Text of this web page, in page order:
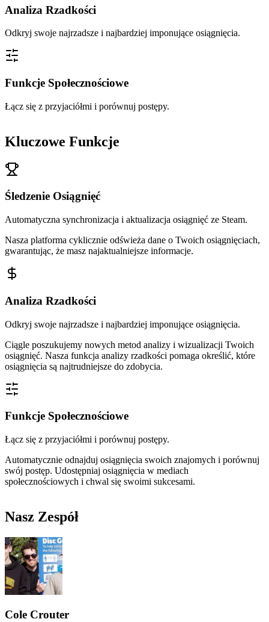
Analiza Rzadkości
Odkryj swoje najrzadsze i najbardziej imponujące osiągnięcia.
Funkcje Społecznościowe
Łącz się z przyjaciółmi i porównuj postępy.
Kluczowe Funkcje
Śledzenie Osiągnięć
Automatyczna synchronizacja i aktualizacja osiągnięć ze Steam.
Nasza platforma cyklicznie odświeża dane o Twoich osiągnięciach,
gwarantując, że masz najaktualniejsze informacje.
Analiza Rzadkości
Odkryj swoje najrzadsze i najbardziej imponujące osiągnięcia.
Ciągle poszukujemy nowych metod analizy i wizualizacji Twoich
osiągnięć. Nasza funkcja analizy rzadkości pomaga określić, które
osiągnięcia są najtrudniejsze do zdobycia.
Funkcje Społecznościowe
Łącz się z przyjaciółmi i porównuj postępy.
Automatycznie odnajduj osiągnięcia swoich znajomych i porównuj
swój postęp. Udostępniaj osiągnięcia w mediach
społecznościowych i chwal się swoimi sukcesami.
Nasz Zespół
Cole Crouter